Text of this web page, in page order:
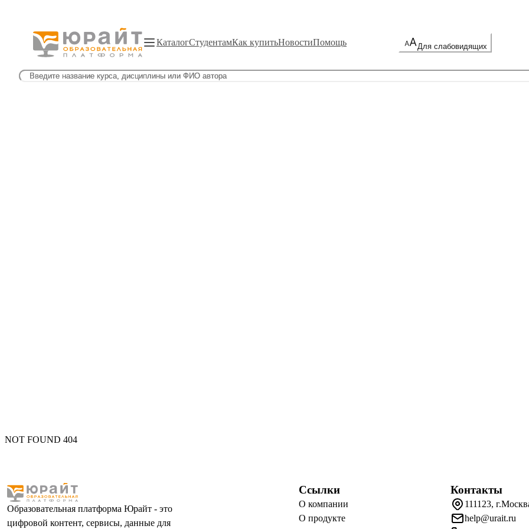
КаталогСтудентамКак купитьНовостиПомощь Для слабовидящих
NOT FOUND 404
Образовательная платформа Юрайт - это
цифровой контент, сервисы, данные для
Ссылки
О компании
О продукте
Контакты
111123,
help@urait.ru